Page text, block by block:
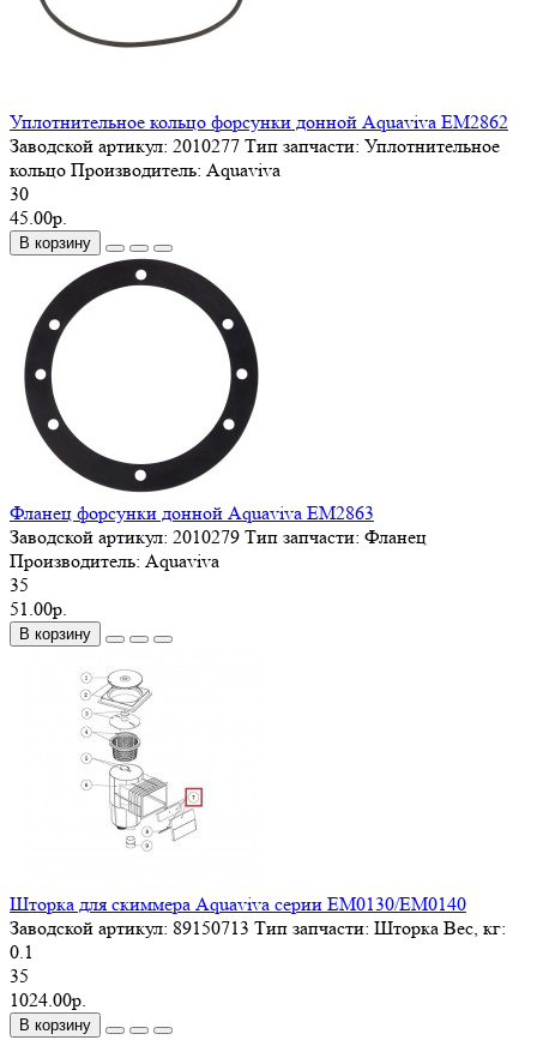
Уплотнительное кольцо форсунки донной Aquaviva EM2862
Заводской артикул: 2010277 Тип запчасти: Уплотнительное
кольцо Производитель: Aquaviva
30
45.00р.
В корзину
Фланец форсунки донной Aquaviva EM2863
Заводской артикул: 2010279 Тип запчасти: Фланец
Производитель: Aquaviva
35
51.00р.
В корзину
Шторка для скиммера Aquaviva серии EM0130/EM0140
Заводской артикул: 89150713 Тип запчасти: Шторка Вес, кг:
0.1
35
1024.00р.
В корзину